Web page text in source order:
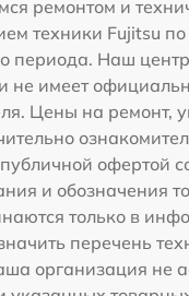
ремонтом и
техники Fujitsu по
периода. Наш
не имеет
Цены на ремонт,
офертой
и обозначения
только в
перечень
организация не